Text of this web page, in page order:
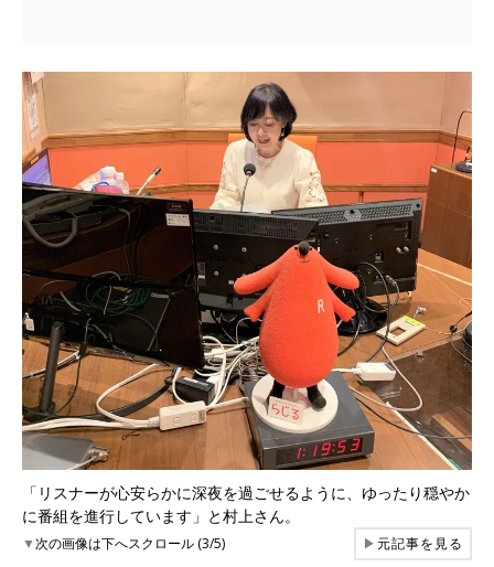
「リスナーが心安らかに深夜を過ごせるように、ゆったり穏やか
に番組を進行しています」と村上さん。
▼次の画像は下へスクロール (3/5) ▶元記事を見る